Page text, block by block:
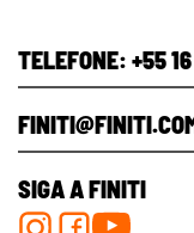
TELEFONE: +55
SIGA A FINITI